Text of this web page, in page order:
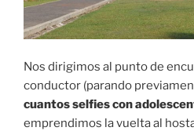
Nos dirigimos al punto de
conductor (parando
cuantos selfies con
emprendimos la vuelta al